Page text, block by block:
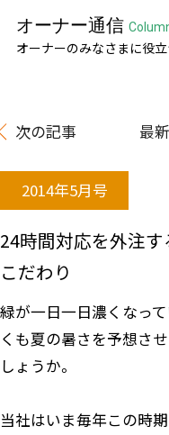
オーナー通信
オーナーのみなさまに役立
次の記事 最
2014年5月号
24時間対応を外注
こだわり
緑が一日一日濃くなっ
くも夏の暑さを予想さ
しょうか。
当社はいま毎年この時